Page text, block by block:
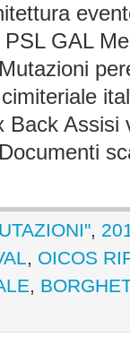
GAL
Back
,
, OICOS
,